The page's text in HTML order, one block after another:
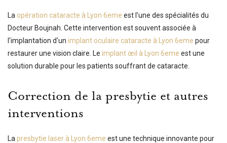
La opération cataracte à Lyon 6eme est l'une des spécialités du
Docteur Boujnah. Cette intervention est souvent associée à
l'implantation d'un implant oculaire cataracte à Lyon 6eme pour
restaurer une vision claire. Le implant œil à Lyon 6eme est une
solution durable pour les patients souffrant de cataracte.
Correction de la presbytie et autres
interventions
La presbytie laser à Lyon 6eme est une technique innovante pour